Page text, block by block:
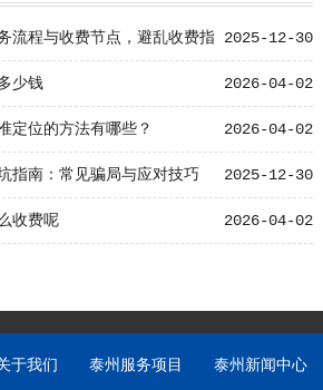
2025-12-30
流程与收费节点，避乱收费指
2026-04-02
少钱
2026-04-02
定位的方法有哪些？
2025-12-30
指南：常见骗局与应对技巧
2026-04-02
收费呢
于我们 泰州服务项目 泰州新闻中心